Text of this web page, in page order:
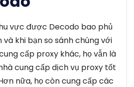
vực được Decodo bao phủ
khi bạn so sánh chúng với
cấp proxy khác, họ vẫn là
cung cấp dịch vụ proxy tốt
nữa, họ còn cung cấp các